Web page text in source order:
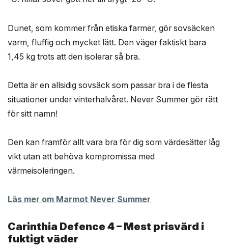
Dunet, som kommer från etiska farmer, gör sovsäcken
varm, fluffig och mycket lätt. Den väger faktiskt bara
1,45 kg trots att den isolerar så bra.
Detta är en allsidig sovsäck som passar bra i de flesta
situationer under vinterhalvåret. Never Summer gör rätt
för sitt namn!
Den kan framför allt vara bra för dig som värdesätter låg
vikt utan att behöva kompromissa med
värmeisoleringen.
Läs mer om Marmot Never Summer
Carinthia Defence 4 – Mest prisvärd i
fuktigt väder